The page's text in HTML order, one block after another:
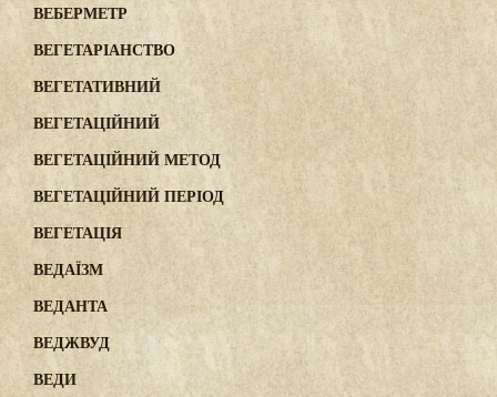
ВЕБЕРМЕТР
ВЕГЕТАРІАНСТВО
ВЕГЕТАТИВНИЙ
ВЕГЕТАЦІЙНИЙ
ВЕГЕТАЦІЙНИЙ МЕТОД
ВЕГЕТАЦІЙНИЙ ПЕРІОД
ВЕГЕТАЦІЯ
ВЕДАЇЗМ
ВЕДАНТА
ВЕДЖВУД
ВЕДИ